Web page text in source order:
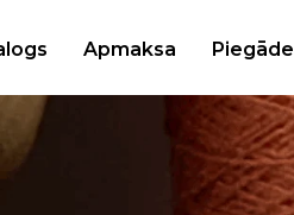
Apmaksa Piegāde